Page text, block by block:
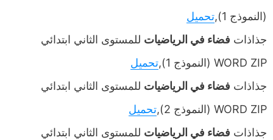
(النموذج 1),
تحميل
جذاذات فضاء في الرياضيات للمستوى الثاني ابتدائي
WORD ZIP (النموذج 1),
تحميل
جذاذات فضاء في الرياضيات للمستوى الثاني ابتدائي
WORD ZIP (النموذج 2),
تحميل
جذاذات فضاء في الرياضيات للمستوى الثاني ابتدائي